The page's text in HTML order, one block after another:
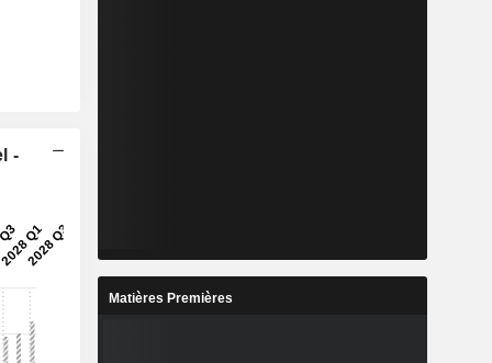
-
Matières Premières